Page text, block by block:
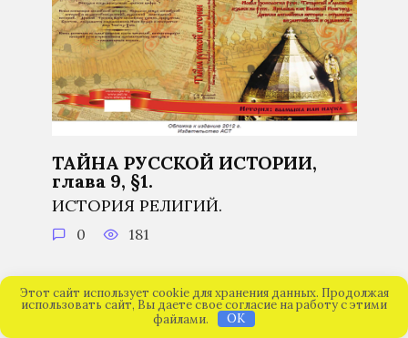
ТАЙНА РУССКОЙ ИСТОРИИ,
глава 9, §1.
ИСТОРИЯ РЕЛИГИЙ.
0 181
Этот сайт использует cookie для хранения данных. Продолжая
использовать сайт, Вы даете свое согласие на работу с этими
файлами.
OK